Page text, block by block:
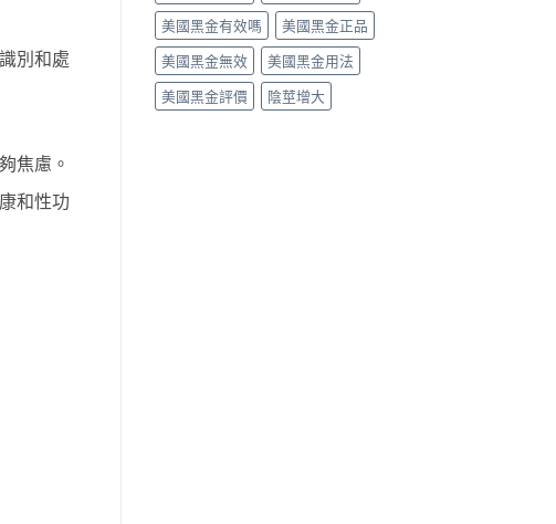
別和處
焦慮。
和性功
美國黑金有效嗎
美國黑金正品
美國黑金無效
美國黑金用法
美國黑金評價
陰莖增大